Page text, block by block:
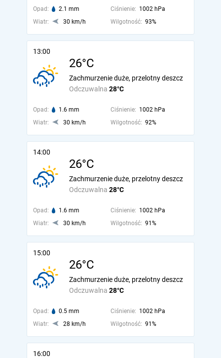
Opad: 2.1 mm Ciśnienie: 1002 hPa
Wiatr:
30 km/h Wilgotność: 93%
13:00
26°C
Odczuwalna 28°C
Zachmurzenie duże, przelotny deszcz
Opad: 1.6 mm Ciśnienie: 1002 hPa
Wiatr:
30 km/h Wilgotność: 92%
14:00
26°C
Odczuwalna 28°C
Zachmurzenie duże, przelotny deszcz
Opad: 1.6 mm Ciśnienie: 1002 hPa
Wiatr:
30 km/h Wilgotność: 91%
15:00
26°C
Odczuwalna 28°C
Zachmurzenie duże, przelotny deszcz
Opad: 0.5 mm Ciśnienie: 1002 hPa
Wiatr:
28 km/h Wilgotność: 91%
16:00